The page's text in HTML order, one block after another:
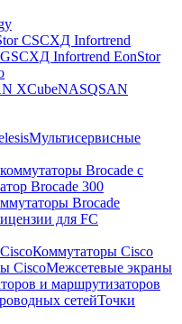
CSСХД Infortrend
СХД Infortrend EonStor
XCubeNASQSAN
Мультисервисные
Brocade с
Brocade 300
Brocade
для FC
Коммутаторы Cisco
CiscoМежсетевые экраны
и маршрутизаторов
сетейТочки